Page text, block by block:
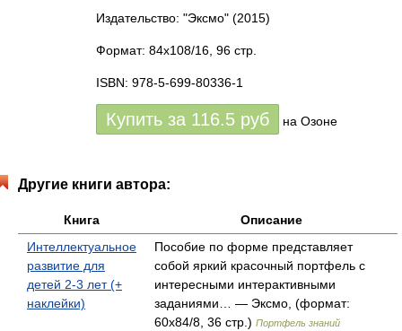
Издательство: "Эксмо" (2015)
Формат: 84x108/16, 96 стр.
ISBN: 978-5-699-80336-1
Купить за 116.5 руб на Озоне
Другие книги автора:
Книга
Описание
Интеллектуальное
развитие для
детей 2-3 лет (+
наклейки)
Пособие по форме представляет
собой яркий красочный портфель с
интересными интерактивными
заданиями… — Эксмо, (формат:
60x84/8, 36 стр.) Портфель знаний